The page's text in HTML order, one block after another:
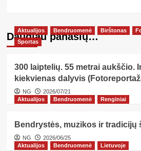
Daugiau panašių…
Aktualijos Bendruomenė Birštonas
Sportas
300 laiptelių. 55 metrai aukščio.
kiekvienas dalyvis
NG
2026/07/21
Aktualijos
Bendruomenė Renginiai
Bendrystės, muzikos ir tradicijų
NG
2026/06/25
Aktualijos
Bendruomenė Lietuvoje